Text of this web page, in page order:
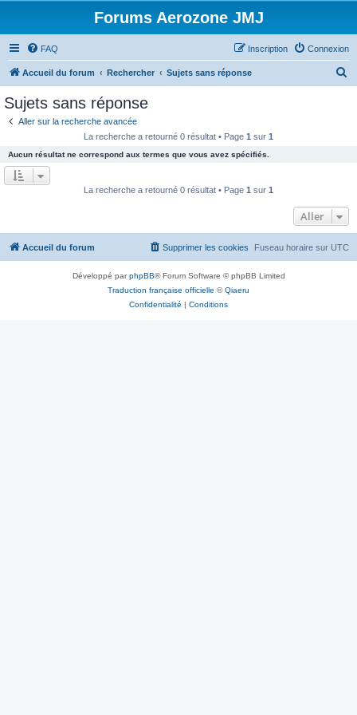
Forums Aerozone JMJ
FAQ Connexion
Inscription
Accueil du forum Rechercher Sujets sans réponse
e
Sujets sans réponse
Aller sur la recherche avancée
La recherche a retourné 0 résultat • Page 1 sur 1
Aucun résultat ne correspond aux termes que vous avez spécifiés.
La recherche a retourné 0 résultat • Page 1 sur 1
Aller
Accueil du forum Fuseau horaire sur UTC
Supprimer les cookies
Développé parphpBB® Forum Software © phpBB Limited
Traduction française officielle ©Qiaeru
Confidentialité | Conditions